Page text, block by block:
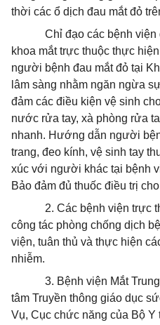
thời các ổ dịch đau mắt đỏ
Chỉ đạo các bệnh
khoa mắt trực thuộc thực
người bệnh đau mắt đỏ tại
lâm sàng nhằm ngăn ngừa
đảm các điều kiện vệ sinh
nước rửa tay, xà phòng rửa
nhanh. Hướng dẫn người
trang, đeo kính, vệ sinh tay
xúc với người khác tại bệnh
Bảo đảm đủ thuốc điều trị
2. Các bệnh viện trực
công tác phòng chống dịch
viện, tuân thủ và thực hiện
nhiễm.
3. Bệnh viện Mắt
tâm Truyền thông giáo dục
Vụ, Cục chức năng của Bộ